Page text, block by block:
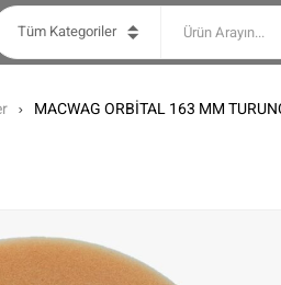
Tüm Kategoriler
MACWAG ORBİTAL 163 MM